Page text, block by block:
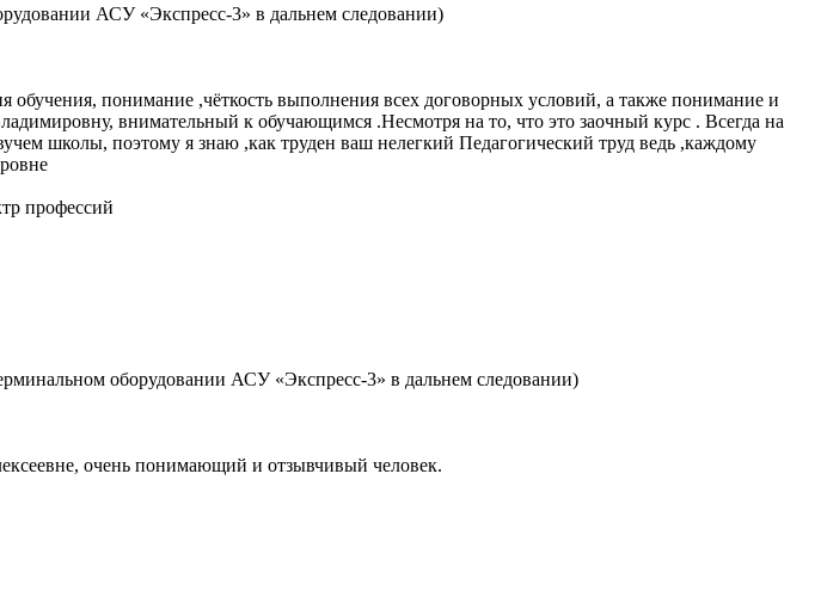
АСУ «Экспресс-3» в дальнем следовании)
понимание ,чёткость выполнения всех договорных условий, а также понимание и
внимательный к обучающимся .Несмотря на то, что это заочный курс . Всегда на
школы, поэтому я знаю ,как труден ваш нелегкий Педагогический труд ведь ,каждому
профессий
оборудовании АСУ «Экспресс-3» в дальнем следовании)
очень понимающий и отзывчивый человек.